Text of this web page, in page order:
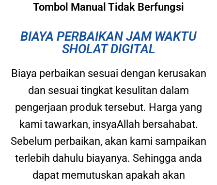
Tombol Manual Tidak Berfungsi
BIAYA PERBAIKAN JAM WAKTU
SHOLAT DIGITAL
Biaya perbaikan sesuai dengan kerusakan
dan sesuai tingkat kesulitan dalam
pengerjaan produk tersebut. Harga yang
kami tawarkan, insyaAllah bersahabat.
Sebelum perbaikan, akan kami sampaikan
terlebih dahulu biayanya. Sehingga anda
dapat memutuskan apakah akan